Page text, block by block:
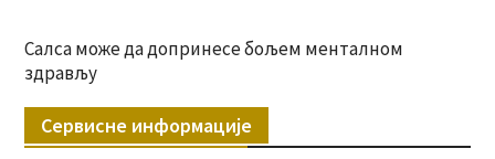
Салса може да допринесе бољем менталном
здрављу
Сервисне информације